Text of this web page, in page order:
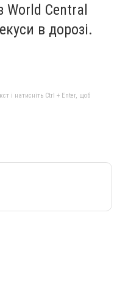
World Central
в дорозі.
і натисніть Ctrl + Enter, щоб